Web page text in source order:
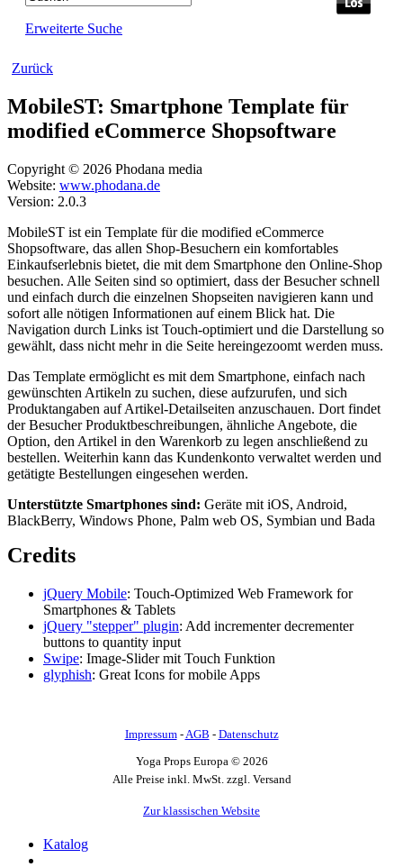
Erweiterte Suche
Zurück
MobileST: Smartphone Template für
modified eCommerce Shopsoftware
Copyright © 2026 Phodana media
Website: www.phodana.de
Version: 2.0.3
MobileST ist ein Template für die modified eCommerce
Shopsoftware, das allen Shop-Besuchern ein komfortables
Einkaufserlebnis bietet, die mit dem Smartphone den Online-Shop
besuchen. Alle Seiten sind so optimiert, dass der Besucher schnell
und einfach durch die einzelnen Shopseiten navigieren kann und
sofort alle nötigen Informationen auf einem Blick hat. Die
Navigation durch Links ist Touch-optimiert und die Darstellung so
gewählt, dass nicht mehr in die Seite hereingezoomt werden muss.
Das Template ermöglicht es mit dem Smartphone, einfach nach
gewünschten Artikeln zu suchen, diese aufzurufen, und sich
Produktangaben auf Artikel-Detailseiten anzuschauen. Dort findet
der Besucher Produktbeschreibungen, ähnliche Angebote, die
Option, den Artikel in den Warenkorb zu legen anschließend zu
bestellen. Weiterhin kann das Kundenkonto verwaltet werden und
getätigte Bestellungen eingesehen werden.
Unterstützte Smartphones sind: Geräte mit iOS, Android,
BlackBerry, Windows Phone, Palm web OS, Symbian und Bada
Credits
jQuery Mobile: Touch-Optimized Web Framework for
Smartphones & Tablets
jQuery "stepper" plugin: Add incrementer decrementer
buttons to quantity input
Swipe: Image-Slider mit Touch Funktion
glyphish: Great Icons for mobile Apps
Impressum-AGB - Datenschutz
Yoga Props Europa © 2026
Alle Preise inkl. MwSt. zzgl. Versand
Zur klassischen Website
Katalog